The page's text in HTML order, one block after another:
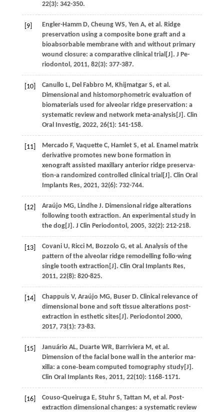
22(3): 342-350.
[9] Engler-Hamm D, Cheung WS, Yen A, et al. Ridge
preservation using a composite bone graft and a
bioabsorbable membrane with and without primary
wound closure: a comparative clinical trial[J]. J Pe-
riodontol, 2011, 82(3): 377-387.
[10] Canullo L, Del Fabbro M, Khijmatgar S, et al.
Dimensional and histomorphometric evaluation of
biomaterials used for alveolar ridge preservation: a
systematic review and network meta-analysis[J]. Clin
Oral Investig, 2022, 26(1): 141-158.
[11] Mercado F, Vaquette C, Hamlet S, et al. Enamel matrix
derivative promotes new bone formation in
xenograft assisted maxillary anterior ridge preserva-
tion-a randomized controlled clinical trial[J]. Clin Oral
Implants Res, 2021, 32(6): 732-744.
[12] Araújo MG, Lindhe J. Dimensional ridge alterations
following tooth extraction. An experimental study in
the dog[J]. J Clin Periodontol, 2005, 32(2): 212-218.
[13] Covani U, Ricci M, Bozzolo G, et al. Analysis of the
pattern of the alveolar ridge remodelling follo-wing
single tooth extraction[J]. Clin Oral Implants Res,
2011, 22(8): 820-825.
[14] Chappuis V, Araújo MG, Buser D. Clinical relevance of
dimensional bone and soft tissue alterations post-
extraction in esthetic sites[J]. Periodontol 2000,
2017, 73(1): 73-83.
[15] Januário AL, Duarte WR, Barriviera M, et al.
Dimension of the facial bone wall in the anterior ma-
xilla: a cone‐beam computed tomography study[J].
Clin Oral Implants Res, 2011, 22(10): 1168‐1171.
[16] Couso-Queiruga E, Stuhr S, Tattan M, et al. Post-
extraction dimensional changes: a systematic review